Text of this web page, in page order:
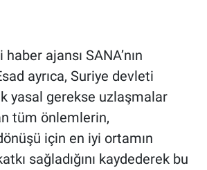
ajansı SANA’nın
ayrıca, Suriye devleti
yasal gerekse uzlaşmalar
tüm önlemlerin,
için en iyi ortamın
sağladığını kaydederek bu